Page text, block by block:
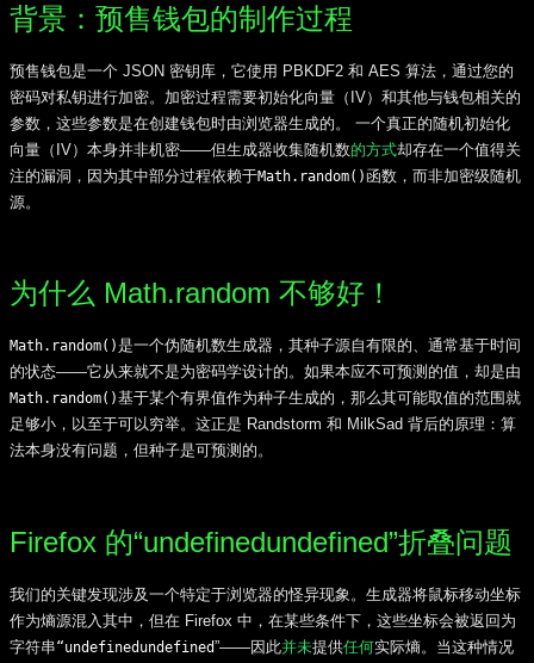
背景：预售钱包的制作过程
预售钱包是一个 JSON 密钥库，它使用 PBKDF2 和 AES 算法，通过您的
密码对私钥进行加密。加密过程需要初始化向量（IV）和其他与钱包相关的
参数，这些参数是在创建钱包时由浏览器生成的。 一个真正的随机初始化
向量（IV）本身并非机密——但生成器收集随机数的方式却存在一个值得关
注的漏洞，因为其中部分过程依赖于Math.random()函数，而非加密级随机
源。
为什么 Math.random 不够好！
Math.random()是一个伪随机数生成器，其种子源自有限的、通常基于时间
的状态——它从来就不是为密码学设计的。如果本应不可预测的值，却是由
Math.random()基于某个有界值作为种子生成的，那么其可能取值的范围就
足够小，以至于可以穷举。这正是 Randstorm 和 MilkSad 背后的原理：算
法本身没有问题，但种子是可预测的。
Firefox 的“undefinedundefined”折叠问题
我们的关键发现涉及一个特定于浏览器的怪异现象。生成器将鼠标移动坐标
作为熵源混入其中，但在 Firefox 中，在某些条件下，这些坐标会被返回为
字符串“undefinedundefined”——因此并未提供任何实际熵。当这种情况